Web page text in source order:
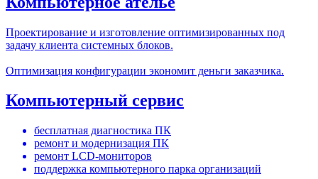
Проектирование и изготовление оптимизированных под
задачу клиента системных блоков.
Оптимизация конфигурации экономит деньги заказчика.
Компьютерный сервис
бесплатная диагностика ПК
ремонт и модернизация ПК
ремонт LCD-мониторов
поддержка компьютерного парка организаций